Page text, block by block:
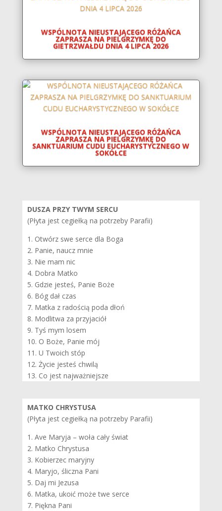
WSPÓLNOTA NIEUSTAJĄCEGO RÓŻAŃCA
ZAPRASZA NA PIELGRZYMKĘ DO
GIETRZWAŁDU DNIA 4 LIPCA 2026
WSPÓLNOTA NIEUSTAJĄCEGO RÓŻAŃCA
ZAPRASZA NA PIELGRZYMKĘ DO
SANKTUARIUM CUDU EUCHARYSTYCZNEGO W
SOKÓŁCE
DUSZA PRZY TWYM SERCU
(Płyta jest cegiełką na potrzeby Parafii)
1. Otwórz swe serce dla Boga
2. Panie, naucz mnie
3. Nie mam nic
4. Dobra Matko
5. Gdzie jesteś, Panie Boże
6. Bóg dał czas
7. Matka z radością poda dłoń
8. Modlitwa za przyjaciół
9. Tyś mym losem
10. O Boże, Panie mój
11. U Twoich stóp
12. Życie jesteś chwilą
13. Co jest najważniejsze
MATKO CHRYSTUSA
(Płyta jest cegiełką na potrzeby Parafii)
1. Ave Maryja – woła cały świat
2. Matko Chrystusa
3. Kobierzec maryjny
4. Maryjo, śliczna Pani
5. Daj mi Jezusa
6. Matka, ukoić może twe serce
7. Piękna Pani